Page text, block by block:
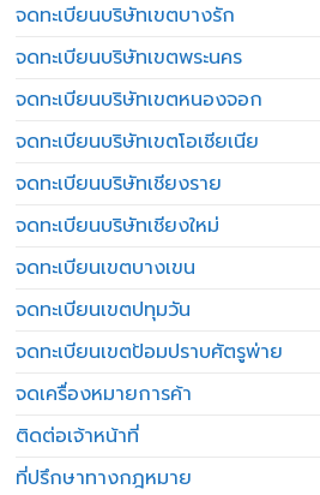
จดทะเบียนบริษัทเขตบางรัก
จดทะเบียนบริษัทเขตพระนคร
จดทะเบียนบริษัทเขตหนองจอก
จดทะเบียนบริษัทเขตโอเชียเนีย
จดทะเบียนบริษัทเชียงราย
จดทะเบียนบริษัทเชียงใหม่
จดทะเบียนเขตบางเขน
จดทะเบียนเขตปทุมวัน
จดทะเบียนเขตป้อมปราบศัตรูพ่าย
จดเครื่องหมายการค้า
ติดต่อเจ้าหน้าที่
ที่ปรึกษาทางกฎหมาย